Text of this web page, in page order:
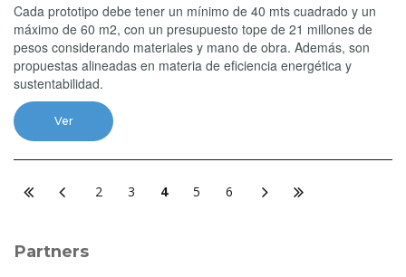
Cada prototipo debe tener un mínimo de 40 mts cuadrado y un
máximo de 60 m2, con un presupuesto tope de 21 millones de
pesos considerando materiales y mano de obra. Además, son
propuestas alineadas en materia de eficiencia energética y
sustentabilidad.
Ver
2 3 4 5 6
Partners